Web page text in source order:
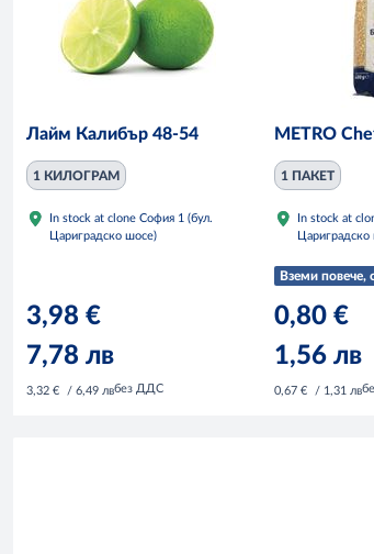
Лайм Калибър 48-54
1 КИЛОГРАМ
In stock at clone София 1 (бул.
Цариградско шосе)
3,98 €
7,78 лв
3,32 € / 6,49 лвбез ДДС
METRO
1 ПАКЕТ
In stock at
Цариградско
Вземи повече,
0,80 €
1,56 лв
0,67 € / 1,31 лв